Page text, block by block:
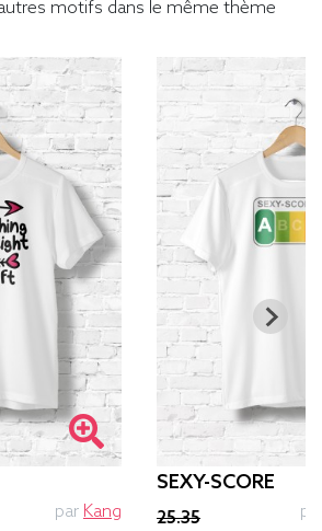
motifs dans le même thème
par Kang
SEXY-SCORE
25.35